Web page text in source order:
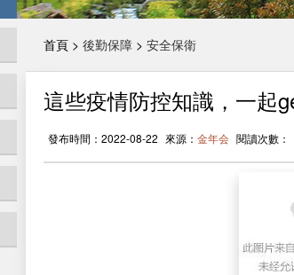
首頁 > 後勤保障 > 安全保衛
這些疫情防控知識，一起
發布時間：2022-08-22 來源： 金年会 閱讀次數：